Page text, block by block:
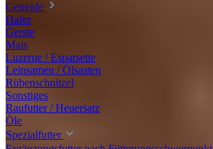
Getreide
Hafer
Gerste
Mais
Luzerne / Esparsette
Leinsamen / Ölsaaten
Rübenschnitzel
Sonstiges
Raufutter / Heuersatz
Öle
Spezialfutter